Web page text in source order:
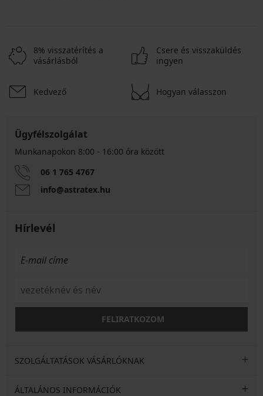
8% visszatérítés a
vásárlásból
Csere és visszaküldés
ingyen
Kedvező Hogyan válasszon
Ügyfélszolgálat
Munkanapokon 8:00 - 16:00 óra között
06 1 765 4767
info@astratex.hu
Hírlevél
FELIRATKOZOM
SZOLGÁLTATÁSOK VÁSÁRLÓKNAK
ÁLTALÁNOS INFORMÁCIÓK